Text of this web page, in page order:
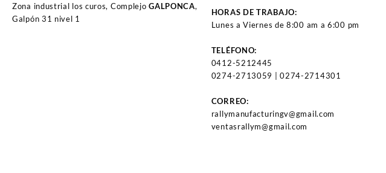
Zona industrial los curos, ComplejoGALPONCA,
Galpón 31 nivel 1
HORAS DE TRABAJO:
Lunes a Viernes de 8:00 am a 6:00 pm
TELÉFONO:
0412-5212445
0274-2713059 | 0274-2714301
CORREO:
rallymanufacturingv@gmail.com
ventasrallym@gmail.com